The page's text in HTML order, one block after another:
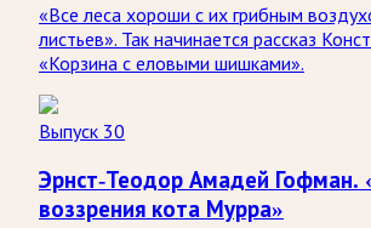
«Все леса хороши с их грибным
листьев». Так начинается рассказ
«Корзина с еловыми шишками».
Выпуск 30
Эрнст-Теодор Амадей Гофман.
воззрения кота Мурра»